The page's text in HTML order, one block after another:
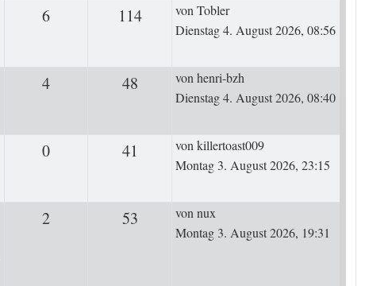
6Antworten 114ZugriffeLetzter Beitrag
vonTobler
Dienstag 4. August 2026, 08:56
4Antworten 48ZugriffeLetzter Beitrag
vonhenri-bzh
Dienstag 4. August 2026, 08:40
0Antworten 41 ZugriffeLetzter Beitrag
vonkillertoast009
Montag 3. August 2026, 23:15
2Antworten 53ZugriffeLetzter Beitrag
vonnux
Montag 3. August 2026, 19:31